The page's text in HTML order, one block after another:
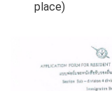
place)